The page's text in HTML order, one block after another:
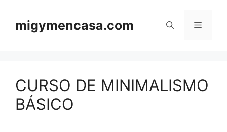
contenido
migymencasa.com Menú
CURSO DE MINIMALISMO
BÁSICO